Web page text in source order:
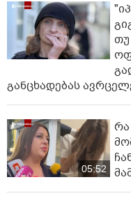
თუ
განცხადებას
05:52
რა